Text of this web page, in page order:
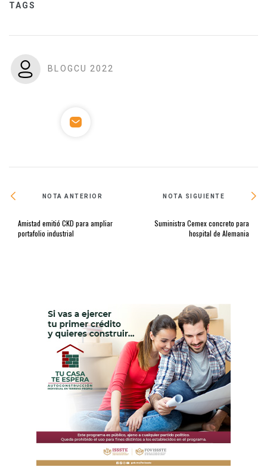
TAGS
BLOGCU 2022
NOTA ANTERIOR
Amistad emitió CKD para ampliar
portafolio industrial
NOTA SIGUIENTE
Suministra Cemex concreto para
hospital de Alemania